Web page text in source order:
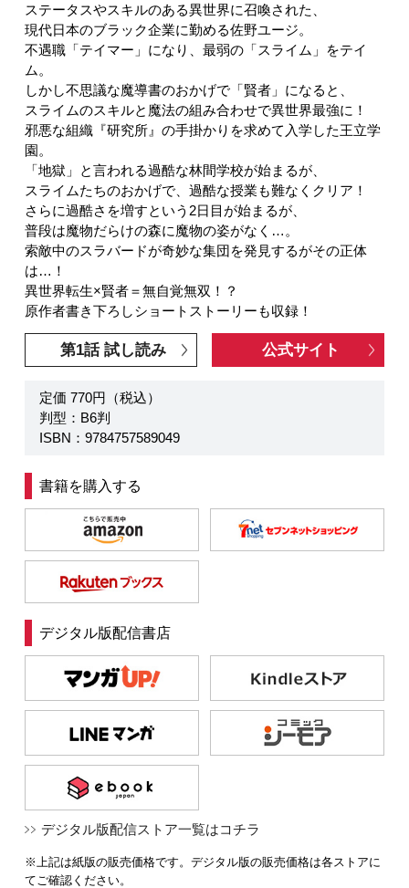
ステータスやスキルのある異世界に召喚された、
現代日本のブラック企業に勤める佐野ユージ。
不遇職「テイマー」になり、最弱の「スライム」をテイ
ム。
しかし不思議な魔導書のおかげで「賢者」になると、
スライムのスキルと魔法の組み合わせで異世界最強に！
邪悪な組織『研究所』の手掛かりを求めて入学した王立学
園。
「地獄」と言われる過酷な林間学校が始まるが、
スライムたちのおかげで、過酷な授業も難なくクリア！
さらに過酷さを増すという2日目が始まるが、
普段は魔物だらけの森に魔物の姿がなく…。
索敵中のスラバードが奇妙な集団を発見するがその正体
は…！
異世界転生×賢者＝無自覚無双！？
原作者書き下ろしショートストーリーも収録！
第1話 試し読み 公式サイト
定価 770円（税込）
判型：B6判
ISBN：9784757589049
書籍を購入する
デジタル版配信書店
デジタル版配信ストア一覧はコチラ
※上記は紙版の販売価格です。デジタル版の販売価格は各ストアに
てご確認ください。